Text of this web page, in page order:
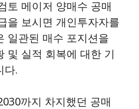
토 메이저 양매수 공매
을 보시면 개인투자자를
일관된 매수 포지션을
및 실적 회복에 대한 기
다.
까지 차지했던 공매